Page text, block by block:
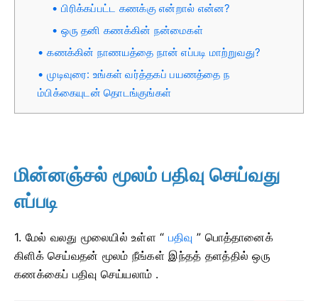
பிரிக்கப்பட்ட கணக்கு என்றால் என்ன?
ஒரு தனி கணக்கின் நன்மைகள்
கணக்கின் நாணயத்தை நான் எப்படி மாற்றுவது?
முடிவுரை: உங்கள் வர்த்தகப் பயணத்தை ந
ம்பிக்கையுடன் தொடங்குங்கள்
மின்னஞ்சல் மூலம் பதிவு செய்வது
எப்படி
1. மேல் வலது மூலையில் உள்ள “ பதிவு ” பொத்தானைக்
கிளிக் செய்வதன் மூலம் நீங்கள் இந்தத் தளத்தில் ஒரு
கணக்கைப் பதிவு செய்யலாம் .